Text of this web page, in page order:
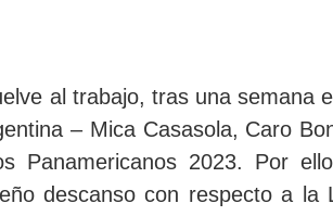
al trabajo, tras una semana
– Mica Casasola, Caro
Panamericanos 2023. Por
descanso con respecto a la